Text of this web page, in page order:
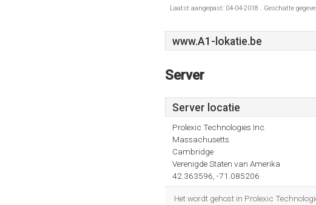
Laatst aangepast: 04-04-2018 . Geschatte
www.A1-lokatie.be
Server
Server locatie
Prolexic Technologies Inc.
Massachusetts
Cambridge
Verenigde Staten van Amerika
42.363596, -71.085206
Het wordt gehost in Prolexic